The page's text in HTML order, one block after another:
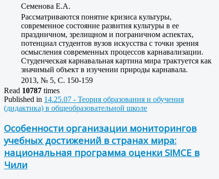
Семенова Е.А.
Рассматриваются понятие кризиса культуры,
современное состояние развития культуры в ее
праздничном, зрелищном и пограничном аспектах,
потенциал студентов вузов искусства с точки зрения
осмысления современных процессов карнавализации.
Студенческая карнавальная картина мира трактуется как
значимый объект в изучении природы карнавала.
2013, № 5, C. 150-159
Read 10787 times
Published in 14.25.07 - Теория образования и обучения
(дидактика) в общеобразовательной школе
Особенности организации мониторингов
учебных достижений в странах мира:
национальная программа оценки SIMCE в
Чили